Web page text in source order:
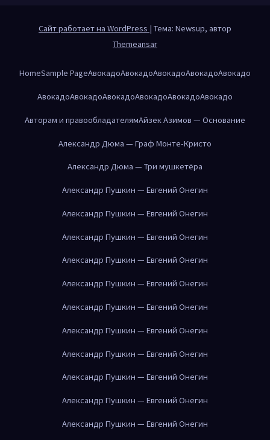
Сайт работает на WordPress | Тема: Newsup, автор
Themeansar
HomeSample PageАвокадоАвокадоАвокадоАвокадоАвокадо
АвокадоАвокадоАвокадоАвокадоАвокадоАвокадо
Авторам и правообладателямАйзек Азимов — Основание
Александр Дюма — Граф Монте-Кристо
Александр Дюма — Три мушкетёра
Александр Пушкин — Евгений Онегин
Александр Пушкин — Евгений Онегин
Александр Пушкин — Евгений Онегин
Александр Пушкин — Евгений Онегин
Александр Пушкин — Евгений Онегин
Александр Пушкин — Евгений Онегин
Александр Пушкин — Евгений Онегин
Александр Пушкин — Евгений Онегин
Александр Пушкин — Евгений Онегин
Александр Пушкин — Евгений Онегин
Александр Пушкин — Евгений Онегин